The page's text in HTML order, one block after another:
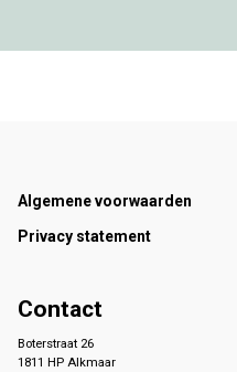
Footer
Algemene voorwaarden
Privacy statement
Contact
Boterstraat 26
1811 HP Alkmaar